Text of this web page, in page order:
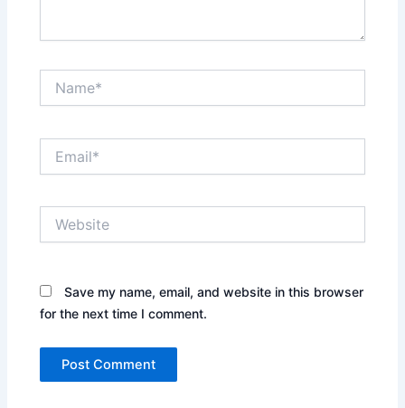
Save my name, email, and website in this browser
for the next time I comment.